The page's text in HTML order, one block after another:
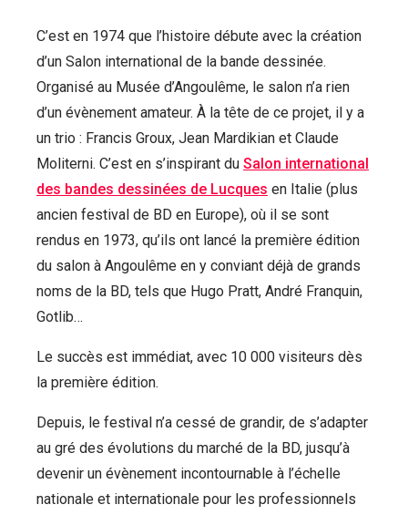
C’est en 1974 que l’histoire débute avec la création
d’un Salon international de la bande dessinée.
Organisé au Musée d’Angoulême, le salon n’a rien
d’un évènement amateur. À la tête de ce projet, il y a
un trio : Francis Groux, Jean Mardikian et Claude
Moliterni. C’est en s’inspirant du Salon international
des bandes dessinées de Lucques en Italie (plus
ancien festival de BD en Europe), où il se sont
rendus en 1973, qu’ils ont lancé la première édition
du salon à Angoulême en y conviant déjà de grands
noms de la BD, tels que Hugo Pratt, André Franquin,
Gotlib…
Le succès est immédiat, avec 10 000 visiteurs dès
la première édition.
Depuis, le festival n’a cessé de grandir, de s’adapter
au gré des évolutions du marché de la BD, jusqu’à
devenir un évènement incontournable à l’échelle
nationale et internationale pour les professionnels